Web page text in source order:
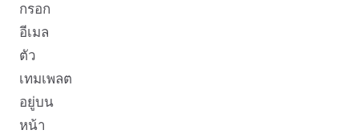
กรอก
อีเมล
ตัว
เทมเพลต
อยู่บน
หน้า